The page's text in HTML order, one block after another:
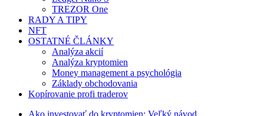
TREZOR One
RADY A TIPY
NFT
OSTATNÉ ČLÁNKY
Analýza akcií
Analýza kryptomien
Money management a psychológia
Základy obchodovania
Kopírovanie profi traderov